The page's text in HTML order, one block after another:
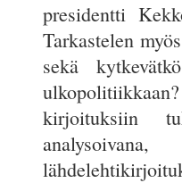
presidentti
Tarkastelen
sekä
kirjoituksiin